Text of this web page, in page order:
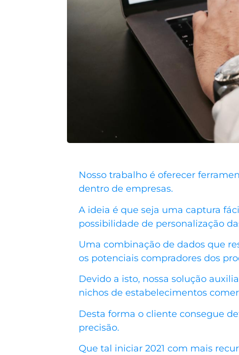
Nosso trabalho é oferecer
dentro de empresas.
A ideia é que seja uma captura
possibilidade de personalização
Uma combinação de dados que
os potenciais compradores dos
Devido a isto, nossa solução
nichos de estabelecimentos
Desta forma o cliente consegue
precisão.
Que tal iniciar 2021 com mais